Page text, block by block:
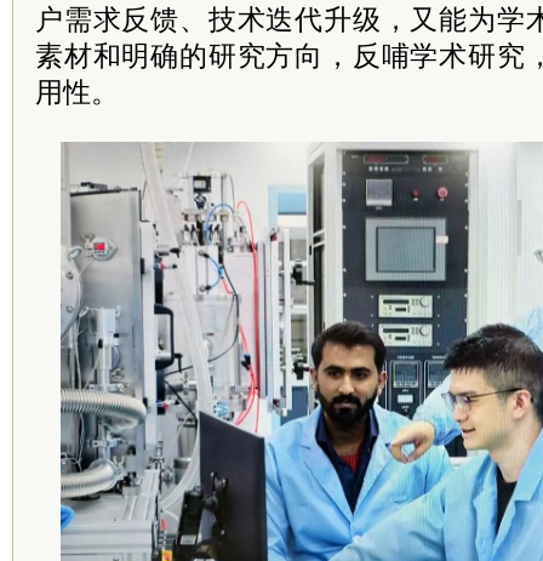
户需求反馈、技术迭代升级，又能为学
素材和明确的研究方向，反哺学术研究
用性。